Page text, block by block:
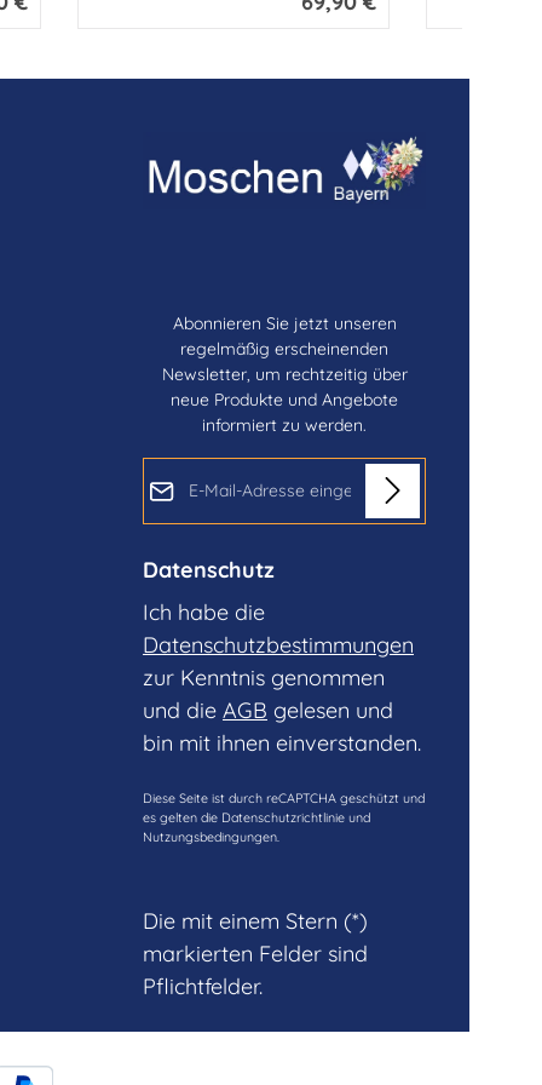
Abonnieren Sie jetzt unseren
regelmäßig erscheinenden
Newsletter, um rechtzeitig über
neue Produkte und Angebote
informiert zu werden.
E-Mail-Adresse*
Datenschutz
Ich habe die
Datenschutzbestimmungen
zur Kenntnis genommen
und die AGB gelesen und
bin mit ihnen einverstanden.
Diese Seite ist durch reCAPTCHA geschützt und
es gelten die Datenschutzrichtlinie und
Nutzungsbedingungen.
Die mit einem Stern (*)
markierten Felder sind
Pflichtfelder.